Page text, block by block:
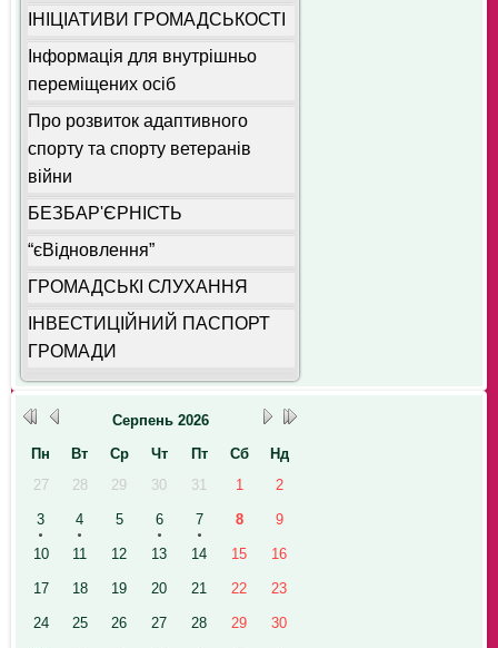
ІНІЦІАТИВИ ГРОМАДСЬКОСТІ
Інформація для внутрішньо
переміщених осіб
Про розвиток адаптивного
спорту та спорту ветеранів
війни
БЕЗБАР'ЄРНІСТЬ
“єВідновлення”
ГРОМАДСЬКІ СЛУХАННЯ
ІНВЕСТИЦІЙНИЙ ПАСПОРТ
ГРОМАДИ
Серпень 2026
Пн
Вт Ср Чт Пт Сб
Нд
27
28 29 30 31 1 2
3 4 5 6 7 8 9
10 11 12 13 14 15 16
17 18 19 20 21 22 23
24 25 26 27 28 29 30